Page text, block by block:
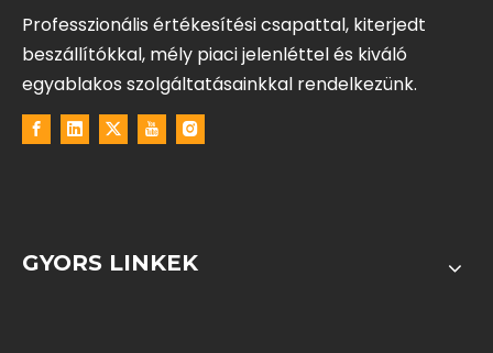
Professzionális értékesítési csapattal, kiterjedt
beszállítókkal, mély piaci jelenléttel és kiváló
egyablakos szolgáltatásainkkal rendelkezünk.
GYORS LINKEK